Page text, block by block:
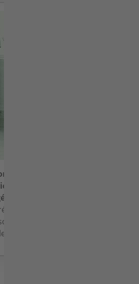
de l'entreprise, le
Erwin Mächtel et
Otto Göhler
officielle de la
Möckmühl GmbH" a
14 août 1947.